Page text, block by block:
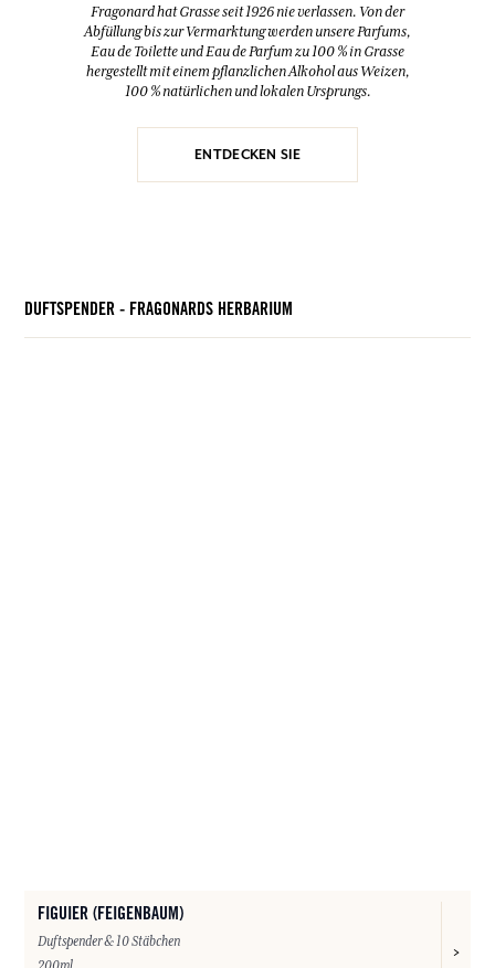
Quadratisch
Metall
H 18 cm / Ø 10 cm
DIE GESAMTE PALETTE ANSEHEN
Fragonard hat Grasse seit 1926 nie verlassen. Von der
Abfüllung bis zur Vermarktung werden unsere Parfums,
Eau de Toilette und Eau de Parfum zu 100 % in Grasse
hergestellt mit einem pflanzlichen Alkohol aus Weizen,
100 % natürlichen und lokalen Ursprungs.
ENTDECKEN SIE
DUFTSPENDER - FRAGONARDS HERBARIUM
FIGUIER (FEIGENBAUM)
Duftspender & 10 Stäbchen